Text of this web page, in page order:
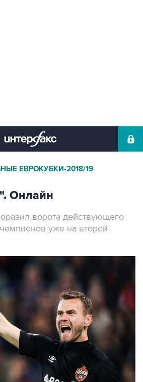
ЕВРОКУБКИ-2018/19
Онлайн
ворота действующего
уже на второй